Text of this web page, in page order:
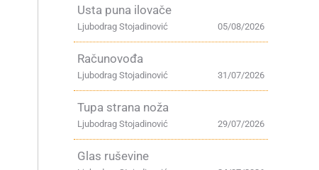
Usta puna ilovače
05/08/2026
Ljubodrag Stojadinović
Računovođa
31/07/2026
Ljubodrag Stojadinović
Tupa strana noža
29/07/2026
Ljubodrag Stojadinović
Glas ruševine